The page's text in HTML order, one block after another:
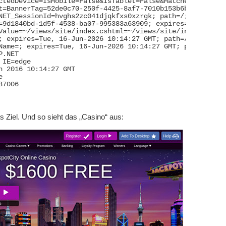
250f-4425-8af7-
path=/; HttpOnly
1d5f-4538-ba07-995383a63909; expires=Sun, 14-
views/site/index.cshtml=~/views/site/
expires=Tue, 16-Jun-2026 10:14:27 GMT; path=/
expires=Tue, 16-Jun-2026 10:14:27 GMT; path=/
10:14:27 GMT
Ziel. Und so sieht das „Casino“ aus: